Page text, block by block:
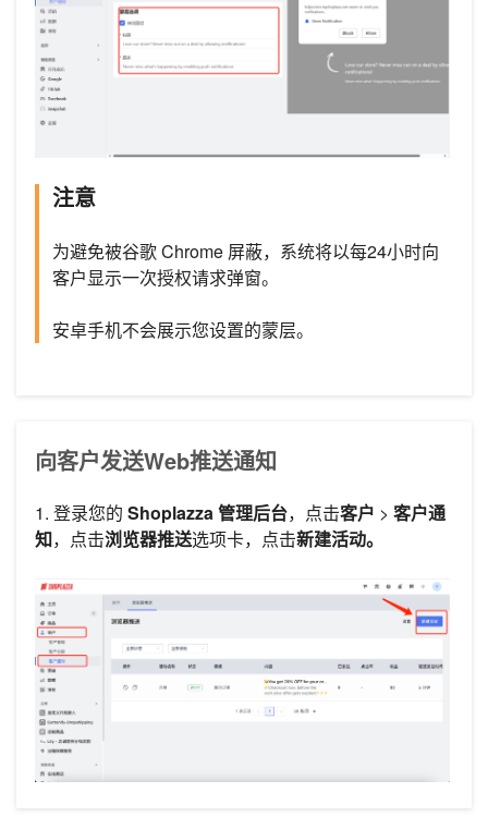
注意
为避免被谷歌 Chrome 屏蔽，系统将以每24小时向
客户显示一次授权请求弹窗。
安卓手机不会展示您设置的蒙层。
向客户发送Web推送通知
1. 登录您的 Shoplazza 管理后台，点击客户 > 客户通
知，点击浏览器推送选项卡，点击新建活动。